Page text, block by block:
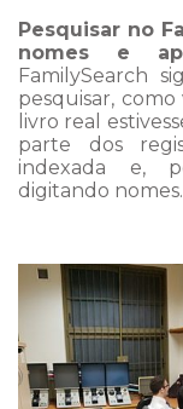
Pesquisar no
nomes e
FamilySearch
pesquisar,
livro real
parte dos
indexada e,
digitando nomes.